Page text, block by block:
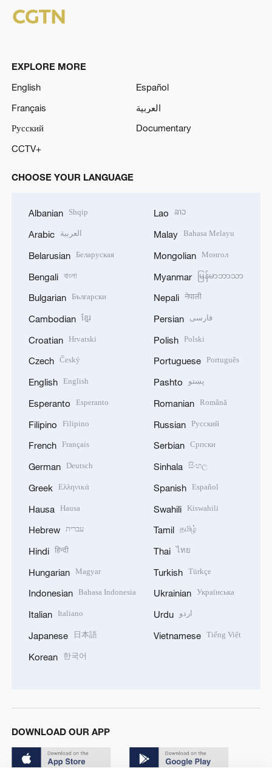
EXPLORE MORE
English
Español
Français
العربية
Русский
Documentary
CCTV+
CHOOSE YOUR LANGUAGE
Albanian Shqip
Arabic العربية
Belarusian Беларуская
Bengali বাংলা
Bulgarian Български
Cambodian ខ្មែរ
Croatian Hrvatski
Czech Český
English English
Esperanto Esperanto
Filipino Filipino
French Français
German Deutsch
Greek Ελληνικά
Hausa Hausa
Hebrew עברית
Hindi हिन्दी
Hungarian Magyar
Indonesian Bahasa Indonesia
Italian Italiano
Japanese 日本語
Korean 한국어
Lao ລາວ
Malay Bahasa Melayu
Mongolian Монгол
Myanmar မြန်မာဘာသာ
Nepali नेपाली
Persian فارسی
Polish Polski
Portuguese Português
Pashto پښتو
Romanian Română
Russian Русский
Serbian Српски
Sinhala සිංහල
Spanish Español
Swahili Kiswahili
Tamil தமிழ்
Thai ไทย
Turkish Türkçe
Ukrainian Українська
Urdu اردو
Vietnamese Tiếng Việt
DOWNLOAD OUR APP